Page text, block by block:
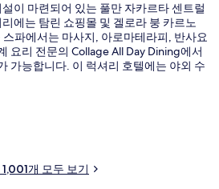
이 마련되어 있는 풀만 자카르타 센트럴
에는 탐린 쇼핑몰 및 겔로라 붕 카르노
파에서는 마사지, 아로마테라피, 반사요
요리 전문의 Collage All Day Dining에서
가능합니다. 이 럭셔리 호텔에는 야외 수
객 서비스 및 근처 쇼핑가에 굉장히 만족
개 모두 보기